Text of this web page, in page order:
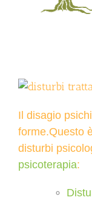
Il disagio
forme.Questo
disturbi
psicoterapia: